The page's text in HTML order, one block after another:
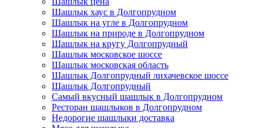
Шашлык хаус в Долгопрудном
Шашлык на угле в Долгопрудном
Шашлык на природе в Долгопрудном
Шашлык на кругу Долгопрудный
Шашлык московское шоссе
Шашлык московская область
Шашлык Долгопрудный лихачевское шоссе
Шашлык Долгопрудный
Самый вкусный шашлык в Долгопрудном
Ресторан шашлыков в Долгопрудном
Недорогие шашлыки доставка